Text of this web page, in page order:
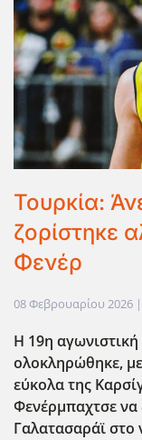
Τουρκία:
ζορίστηκε
Φενέρ
08 Φεβρουαρίου 2026
Η 19η
ολοκληρώθηκε,
εύκολα της
Φενέρμπαχτσε να
Γαλατασαράϊ στο